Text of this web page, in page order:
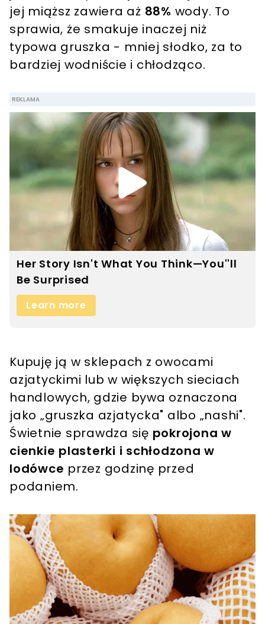
jej miąższ zawiera aż 88% wody. To
sprawia, że smakuje inaczej niż
typowa gruszka - mniej słodko, za to
bardziej wodniście i chłodząco.
Kupuję ją w sklepach z owocami
azjatyckimi lub w większych sieciach
handlowych, gdzie bywa oznaczona
jako „gruszka azjatycka" albo „nashi".
Świetnie sprawdza się pokrojona w
cienkie plasterki i schłodzona w
lodówce przez godzinę przed
podaniem.